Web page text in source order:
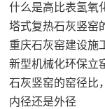
什么是高比表氢氧
塔式复热石灰竖窑
重庆石灰窑建设施
新型机械化环保立
石灰竖窑的窑径比
内径还是外径